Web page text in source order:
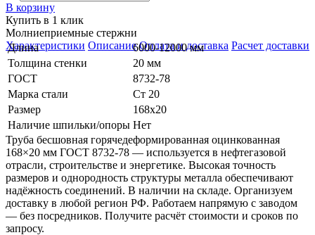
В корзину
Купить в 1 клик
Молниеприемные стержни
Характеристики Описание Оплата и доставка Расчет доставки
Длина
6000-12000 мм
Толщина стенки
20 мм
ГОСТ
8732-78
Марка стали
Ст 20
Размер
168х20
Наличие шпильки/опоры Нет
Труба бесшовная горячедеформированная оцинкованная
168×20 мм ГОСТ 8732-78 — используется в нефтегазовой
отрасли, строительстве и энергетике. Высокая точность
размеров и однородность структуры металла обеспечивают
надёжность соединений. В наличии на складе. Организуем
доставку в любой регион РФ. Работаем напрямую с заводом
— без посредников. Получите расчёт стоимости и сроков по
запросу.